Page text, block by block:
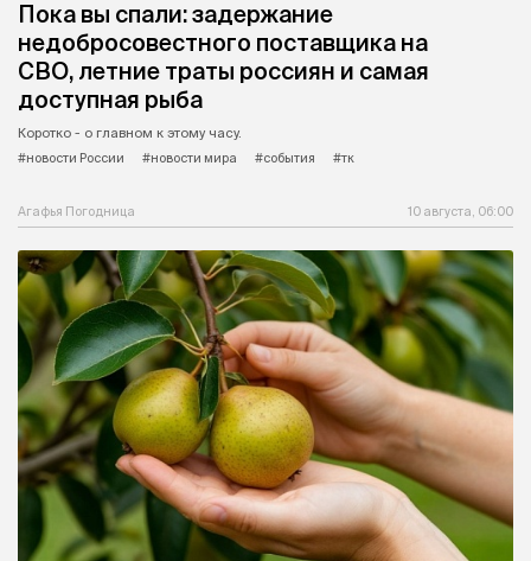
Пока вы спали: задержание
недобросовестного поставщика на
СВО, летние траты россиян и самая
доступная рыба
Коротко - о главном к этому часу.
#новости России
#новости мира #события #тк
Агафья Погодница 10 августа, 06:00